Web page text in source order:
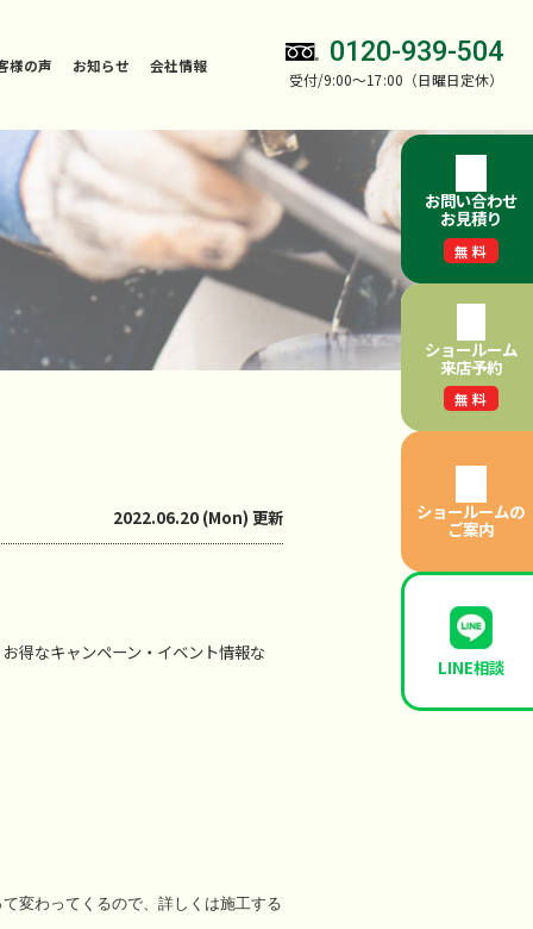
様の声 お知らせ 会社情報 0120-939-504
受付/9:00～17:00（日曜日定休）
2022.06.20 (Mon) 更新
得なキャンペーン・イベント情報な
変わってくるので、詳しくは施工する
お問い合わせ
お見積り
無料
ショールーム
来店予約
無料
ショールームの
ご案内
LINE相談